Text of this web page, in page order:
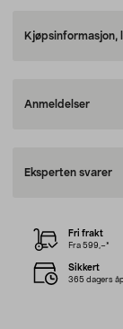
Kjøpsinformasjon,
Anmeldelser
Eksperten svarer
Fri frakt
Fra 599,–*
Sikkert
365 dagers